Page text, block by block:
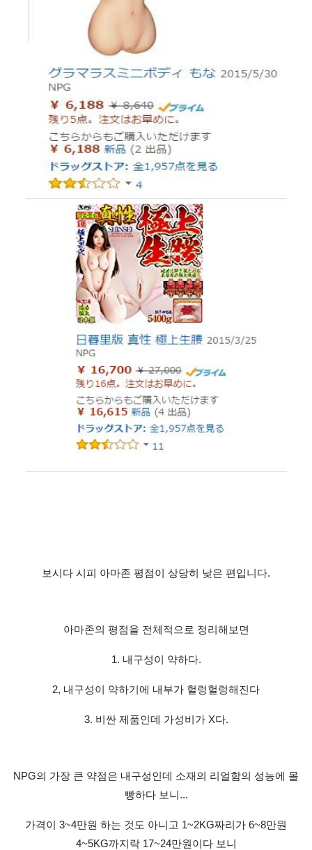
보시다 시피 아마존 평점이 상당히 낮은 편입니다.
아마존의 평점을 전체적으로 정리해보면
1. 내구성이 약하다.
2, 내구성이 약하기에 내부가 헐렁헐렁해진다
3. 비싼 제품인데 가성비가 X다.
NPG의 가장 큰 약점은 내구성인데 소재의 리얼함의 성능에 몰
빵하다 보니...
가격이 3~4만원 하는 것도 아니고 1~2KG짜리가 6~8만원
4~5KG까지락 17~24만원이다 보니